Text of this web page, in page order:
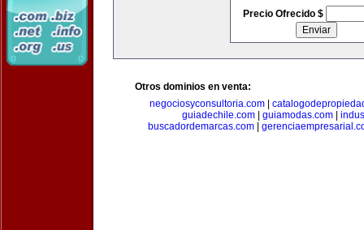
Precio Ofrecido $
Otros dominios en venta:
negociosyconsultoria.com|
guiadechile.com
guiamodas.com
buscadordemarcas.com|